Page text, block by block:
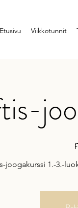
Etusivu Viikkotunnit
joogakurssi 1.-3.-